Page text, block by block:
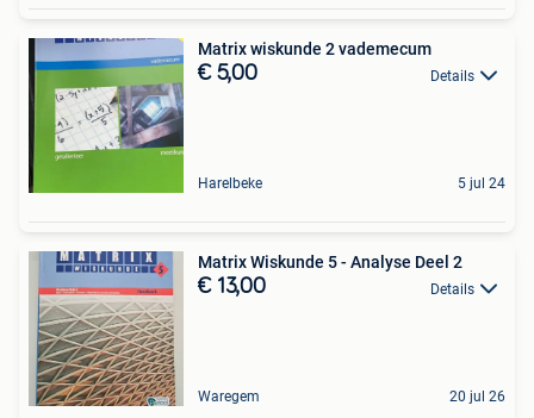
Matrix wiskunde 2 vademecum
€ 5,00 Details
Harelbeke 5 jul 24
Matrix Wiskunde 5 - Analyse Deel 2
€ 13,00 Details
Waregem 20 jul 26